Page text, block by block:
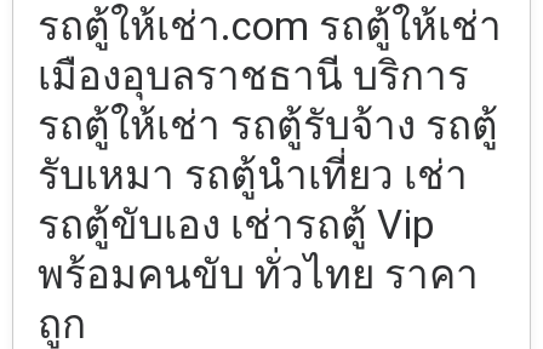
รถตู้ให้เช่า.com รถตู้ให้เช่า
เมืองอุบลราชธานี บริการ
รถตู้ให้เช่า รถตู้รับจ้าง รถตู้
รับเหมา รถตู้นำเที่ยว เช่า
รถตู้ขับเอง เช่ารถตู้ Vip
พร้อมคนขับ ทั่วไทย ราคา
ถูก